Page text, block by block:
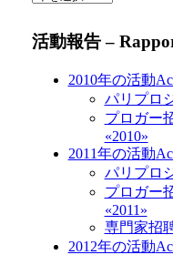
活動報告 –
2010年の活動
パリプロ
プロガー
«2010»
2011年の活動
パリプロ
プロガー
«2011»
専門家招
2012年の活動